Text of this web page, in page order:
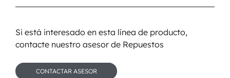
Si está interesado en esta línea de producto,
contacte nuestro asesor de Repuestos
CONTACTAR ASESOR